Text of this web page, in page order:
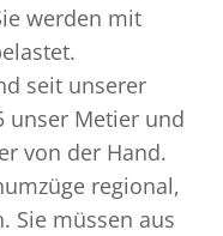
werden mit
seit unserer
unser Metier und
von der Hand.
regional,
Sie müssen aus